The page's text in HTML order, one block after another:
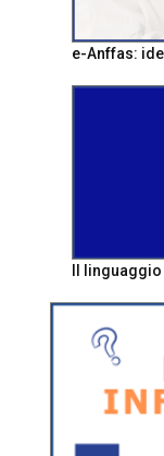
e-Anffas:
Il